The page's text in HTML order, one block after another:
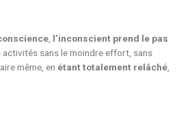
l’inconscient prend le pas
sans le moindre effort, sans
même, en étant totalement relâché